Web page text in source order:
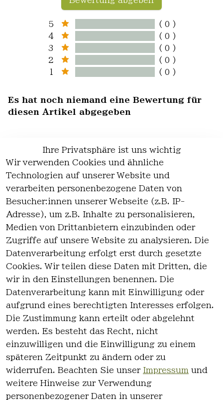
5
( 0 )
4
( 0 )
3
( 0 )
2
( 0 )
1
( 0 )
Es hat noch niemand eine Bewertung für
diesen Artikel abgegeben
EU-Verantwortliche Person - klicken Sie
für Details
Ihre Privatsphäre ist uns wichtig
Wir verwenden Cookies und ähnliche
Technologien auf unserer Website und
verarbeiten personenbezogene Daten von
Besucher:innen unserer Webseite (z.B. IP-
Adresse), um z.B. Inhalte zu personalisieren,
Medien von Drittanbietern einzubinden oder
Zugriffe auf unsere Website zu analysieren. Die
Datenverarbeitung erfolgt erst durch gesetzte
Cookies. Wir teilen diese Daten mit Dritten, die
wir in den Einstellungen benennen. Die
Datenverarbeitung kann mit Einwilligung oder
aufgrund eines berechtigten Interesses erfolgen.
Die Zustimmung kann erteilt oder abgelehnt
werden. Es besteht das Recht, nicht
einzuwilligen und die Einwilligung zu einem
späteren Zeitpunkt zu ändern oder zu
widerrufen. Beachten Sie unser Impressum und
weitere Hinweise zur Verwendung
personenbezogener Daten in unserer
es
AGB
Datenschutz
Widerrufsre
cht
Kontakt
Kontakt
Registrieren